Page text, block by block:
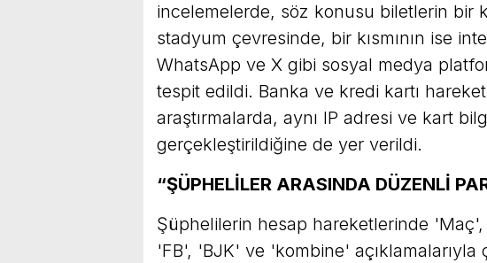
incelemelerde, söz konusu biletlerin bir
stadyum çevresinde, bir kısmının ise
WhatsApp ve X gibi sosyal medya
tespit edildi. Banka ve kredi kartı
araştırmalarda, aynı IP adresi ve kart
gerçekleştirildiğine de yer verildi.
“ŞÜPHELİLER ARASINDA DÜZENLİ
Şüphelilerin hesap hareketlerinde
'FB', 'BJK' ve 'kombine' açıklamalarıyla